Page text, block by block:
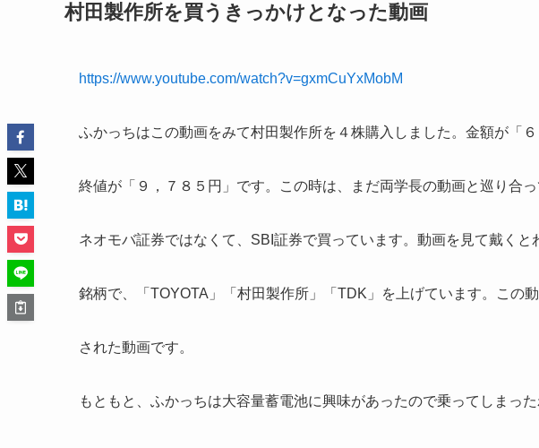
村田製作所を買うきっかけとなった動画
https://www.youtube.com/watch?v=gxmCuYxMobM
ふかっちはこの動画をみて村田製作所を４株購入しました。金額が「
終値が「９，７８５円」です。この時は、まだ両学長の動画と巡り合
ネオモバ証券ではなくて、SBI証券で買っています。動画を見て戴くと
銘柄で、「TOYOTA」「村田製作所」「TDK」を上げています。この
された動画です。
もともと、ふかっちは大容量蓄電池に興味があったので乗ってしまった